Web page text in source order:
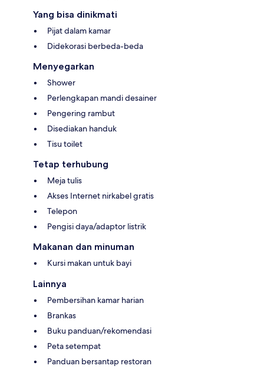
Yang bisa dinikmati
Pijat dalam kamar
Didekorasi berbeda-beda
Menyegarkan
Shower
Perlengkapan mandi desainer
Pengering rambut
Disediakan handuk
Tisu toilet
Tetap terhubung
Meja tulis
Akses Internet nirkabel gratis
Telepon
Pengisi daya/adaptor listrik
Makanan dan minuman
Kursi makan untuk bayi
Lainnya
Pembersihan kamar harian
Brankas
Buku panduan/rekomendasi
Peta setempat
Panduan bersantap restoran